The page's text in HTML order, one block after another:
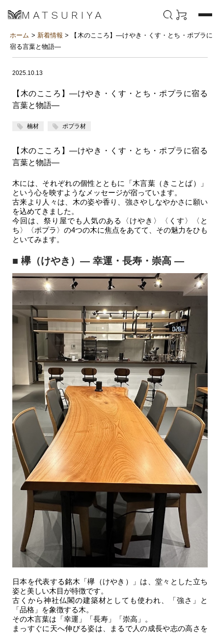
MATSURIYA
ホーム > 新着情報 > 【木のこころ】―けやき・くす・とち・ポプラに
宿る言葉と物語―
2025.10.13
【木のこころ】―けやき・くす・とち・ポプラに宿る
言葉と物語―
楠材 ポプラ材
【木のこころ】―けやき・くす・とち・ポプラに宿る
言葉と物語―
木には、それぞれの個性とともに「木言葉（きことば）」
という心を映すようなメッセージが宿っています。
古来より人々は、木の姿や香り、強さやしなやかさに願い
を込めてきました。
今回は、祭り屋でも人気のある〈けやき〉〈くす〉〈と
ち〉〈ポプラ〉の4つの木に焦点をあてて、その魅力をひも
といてみます。
■ 欅（けやき）― 幸運・長寿・崇高 ―
日本を代表する銘木「欅（けやき）」は、堂々とした立ち
姿と美しい木目が特徴です。
古くから神社仏閣の建築材としても使われ、「強さ」と
「品格」を象徴する木。
その木言葉は「幸運」「長寿」「崇高」。
まっすぐに天へ伸びる姿は、まるで人の成長や志の高さを